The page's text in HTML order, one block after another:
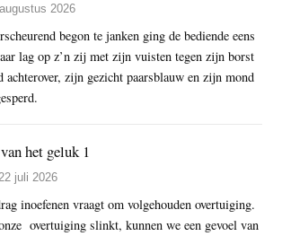
2026
begon te janken ging de bediende eens
lag op z’n zij met zijn vuisten tegen zijn borst
zijn gezicht paarsblauw en zijn mond
het geluk 1
juli 2026
inoefenen vraagt om volgehouden overtuiging.
overtuiging slinkt, kunnen we een gevoel van